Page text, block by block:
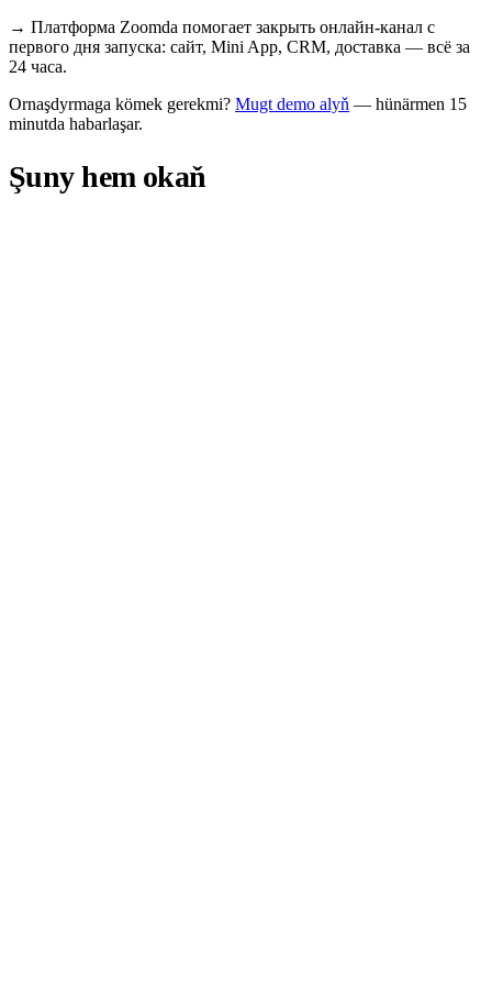
→ Платформа Zoomda помогает закрыть онлайн-канал с
первого дня запуска: сайт, Mini App, CRM, доставка — всё за
24 часа.
Ornaşdyrmaga kömek gerekmi? Mugt demo alyň — hünärmen 15
minutda habarlaşar.
Şuny hem okaň